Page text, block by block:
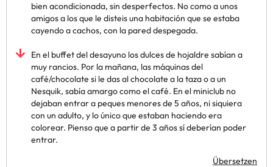
bien acondicionada, sin desperfectos. No como a unos
amigos a los que le disteis una habitación que se estaba
cayendo a cachos, con la pared despegada.
En el buffet del desayuno los dulces de hojaldre sabían a
muy rancios. Por la mañana, las máquinas del
café/chocolate si le das al chocolate a la taza o a un
Nesquik, sabía amargo como el café. En el miniclub no
dejaban entrar a peques menores de 5 años, ni siquiera
con un adulto, y lo único que estaban haciendo era
colorear. Pienso que a partir de 3 años sí deberían poder
entrar.
Übersetzen